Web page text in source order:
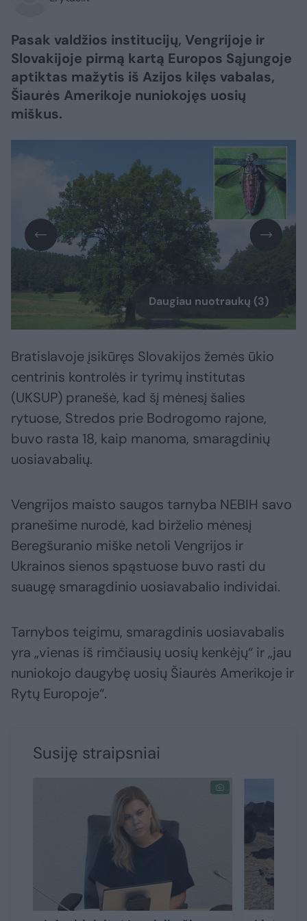
Pasak valdžios institucijų, Vengrijoje ir
Slovakijoje pirmą kartą Europos Sąjungoje
aptiktas mažytis iš Azijos kilęs vabalas,
Šiaurės Amerikoje nuniokojęs uosių
miškus.
Daugiau nuotraukų (3)
Bratislavoje įsikūręs Slovakijos žemės ūkio
centrinis kontrolės ir tyrimų institutas
(UKSUP) pranešė, kad šį mėnesį šalies
rytuose, Stredos prie Bodrogomo rajone,
buvo rasta 18, kaip manoma, smaragdinių
uosiavabalių.
Vengrijos maisto saugos tarnyba NEBIH savo
pranešime nurodė, kad birželio mėnesį
Beregšuranio miške netoli Vengrijos ir
Ukrainos sienos spąstuose buvo rasti du
suaugę smaragdinio uosiavabalio individai.
Tarnybos teigimu, smaragdinis uosiavabalis
yra „vienas iš rimčiausių uosių kenkėjų“ ir „jau
nuniokojo daugybę uosių Šiaurės Amerikoje ir
Rytų Europoje“.
Susiję straipsniai